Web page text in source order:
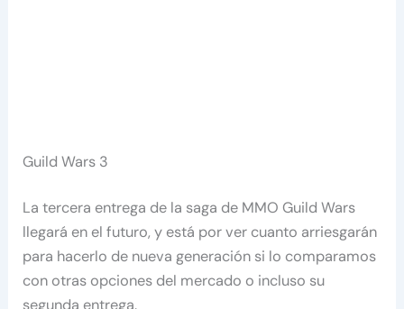
Guild Wars 3
La tercera entrega de la saga de MMO Guild Wars
llegará en el futuro, y está por ver cuanto arriesgarán
para hacerlo de nueva generación si lo comparamos
con otras opciones del mercado o incluso su
segunda entrega.